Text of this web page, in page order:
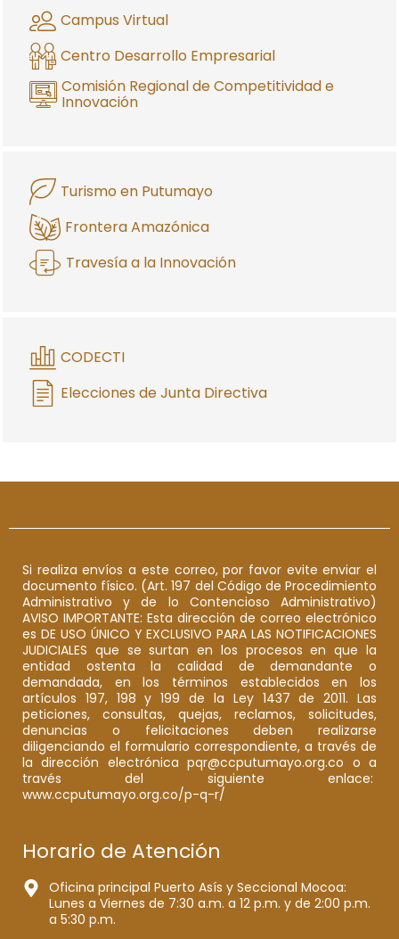
Campus Virtual
Centro Desarrollo Empresarial
Comisión Regional de Competitividad e
Innovación
Turismo en Putumayo
Frontera Amazónica
Travesía a la Innovación
CODECTI
Elecciones de Junta Directiva
Si realiza envíos a este correo, por favor evite enviar el
documento físico. (Art. 197 del Código de Procedimiento
Administrativo y de lo Contencioso Administrativo)
AVISO IMPORTANTE: Esta dirección de correo electrónico
es DE USO ÚNICO Y EXCLUSIVO PARA LAS NOTIFICACIONES
JUDICIALES que se surtan en los procesos en que la
entidad ostenta la calidad de demandante o
demandada, en los términos establecidos en los
artículos 197, 198 y 199 de la Ley 1437 de 2011. Las
peticiones, consultas, quejas, reclamos, solicitudes,
denuncias o felicitaciones deben realizarse
diligenciando el formulario correspondiente, a través de
la dirección electrónica pqr@ccputumayo.org.co o a
través del siguiente enlace:
www.ccputumayo.org.co/p-q-r/
Horario de Atención
Oficina principal Puerto Asís y Seccional Mocoa:
Lunes a Viernes de 7:30 a.m. a 12 p.m. y de 2:00 p.m.
a 5:30 p.m.